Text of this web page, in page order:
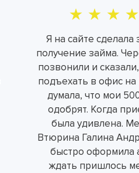
Я на сайте сделала
получение займа.
позвонили и
подъехать в офис
думала, что мои
одобрят. Когда
была удивлена.
Втюрина Галина
быстро оформила
ждать пришлось